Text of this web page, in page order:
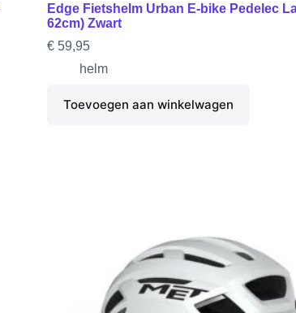
Edge Fietshelm Urban E-bike Pedelec
62cm) Zwart
€59,95
helm
Toevoegen aan winkelwagen